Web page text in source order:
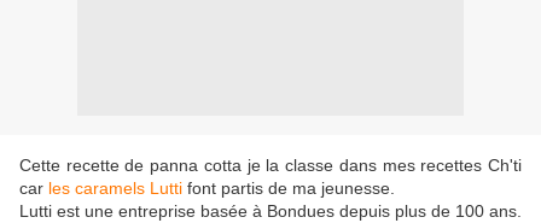
Cette recette de panna cotta je la classe dans mes recettes Ch'ti
car les caramels Lutti font partis de ma jeunesse.
Lutti est une entreprise basée à Bondues depuis plus de 100 ans.